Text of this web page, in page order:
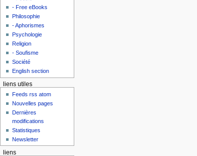
- Free eBooks
Philosophie
- Aphorismes
Psychologie
Religion
- Soufisme
Société
English section
liens utiles
Feeds rss atom
Nouvelles pages
Dernières
modifications
Statistiques
Newsletter
liens